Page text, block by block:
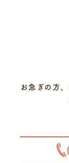
お急ぎの方